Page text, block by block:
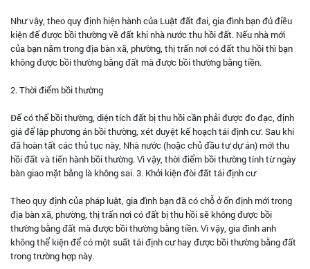
Như vậy, theo quy định hiện hành của Luật đất đai, gia đình bạn đủ điều
kiện để được bồi thường về đất khi nhà nước thu hồi đất. Nếu nhà mới
của bạn nằm trong địa bàn xã, phường, thị trấn nơi có đất thu hồi thì bạn
không được bồi thường bằng đất mà được bồi thường bằng tiền.
2. Thời điểm bồi thường
Để có thể bồi thường, diện tích đất bị thu hồi cần phải được đo đạc, định
giá để lập phương án bồi thường, xét duyệt kế hoạch tái định cư. Sau khi
đã hoàn tất các thủ tục này, Nhà nước (hoặc chủ đầu tư dự án) mới thu
hồi đất và tiến hành bồi thường. Vì vậy, thời điểm bồi thường tính từ ngày
bàn giao mặt bằng là không sai. 3. Khởi kiện đòi đất tái định cư
Theo quy định của pháp luật, gia đình bạn đã có chỗ ở ổn định mới trong
địa bàn xã, phường, thị trấn nơi có đất bị thu hồi sẽ không được bồi
thường bằng đất mà được bồi thường bằng tiền. Vì vậy, gia đình anh
không thể kiện để có một suất tái định cư hay được bồi thường bằng đất
trong trường hợp này.